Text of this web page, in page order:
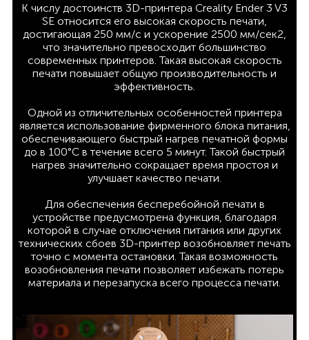
К числу достоинств 3D-принтера Creality Ender 3 V3
SE относится его высокая скорость печати,
достигающая 250 мм/с и ускорение 2500 мм/сек2,
что значительно превосходит большинство
современных принтеров. Такая высокая скорость
печати повышает общую производительность и
эффективность.
Одной из отличительных особенностей принтера
является использование фирменного блока питания,
обеспечивающего быстрый нагрев печатной формы
до в 100°C в течение всего 5 минут. Такой быстрый
нагрев значительно сокращает время простоя и
улучшает качество печати.
Для обеспечения бесперебойной печати в
устройстве предусмотрена функция, благодаря
которой в случае отключения питания или других
технических сбоев 3D-принтер возобновляет печать
точно с момента остановки. Такая возможность
возобновления печати позволяет избежать потерь
материала и перезапуска всего процесса печати.